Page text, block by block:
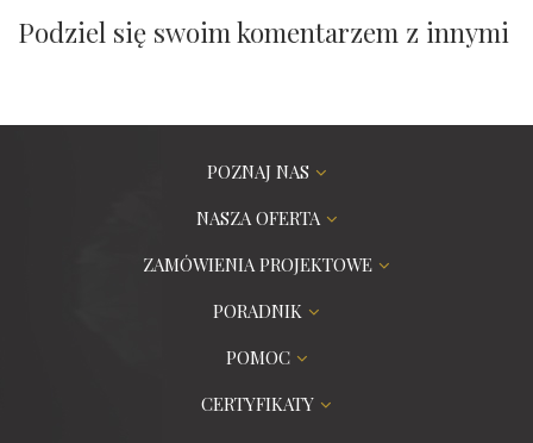
Podziel się swoim komentarzem z innymi
POZNAJ NAS
NASZA OFERTA
ZAMÓWIENIA PROJEKTOWE
PORADNIK
POMOC
CERTYFIKATY